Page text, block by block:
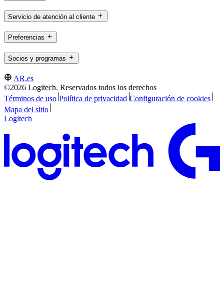
Servicio de atención al cliente
Preferencias
Socios y programas
AR,es
©2026 Logitech. Reservados todos los derechos
Términos de uso Política de privacidad Configuración de cookies
Mapa del sitio
Logitech